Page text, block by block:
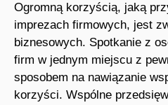
Ogromną korzyścią, jaką
imprezach firmowych, jest
biznesowych. Spotkanie z
firm w jednym miejscu z
sposobem na nawiązanie
korzyści. Wspólne